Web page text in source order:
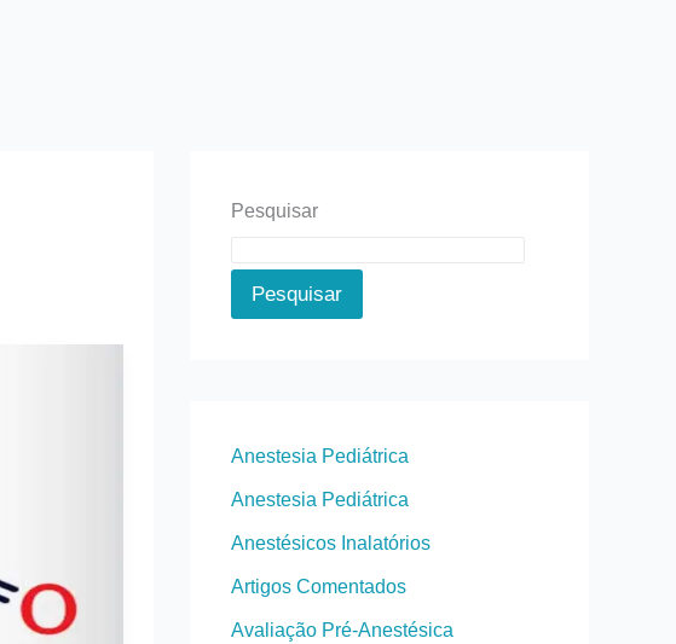
Pesquisar
Pesquisar
Anestesia Pediátrica
Anestesia Pediátrica
Anestésicos Inalatórios
Artigos Comentados
Avaliação Pré-Anestésica